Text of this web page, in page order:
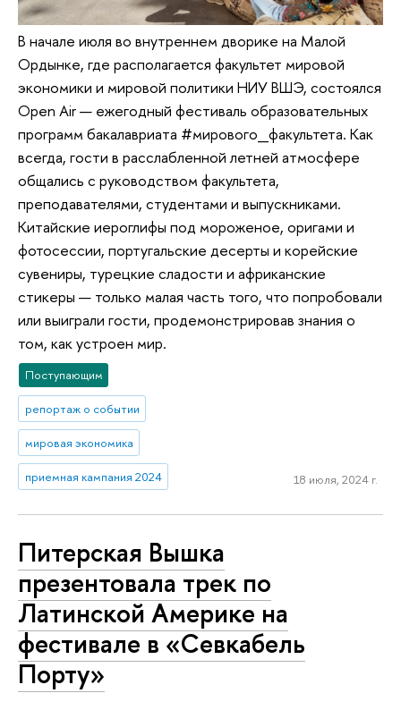
В начале июля во внутреннем дворике на Малой
Ордынке, где располагается факультет мировой
экономики и мировой политики НИУ ВШЭ, состоялся
Open Air — ежегодный фестиваль образовательных
программ бакалавриата #мирового_факультета. Как
всегда, гости в расслабленной летней атмосфере
общались с руководством факультета,
преподавателями, студентами и выпускниками.
Китайские иероглифы под мороженое, оригами и
фотосессии, португальские десерты и корейские
сувениры, турецкие сладости и африканские
стикеры — только малая часть того, что попробовали
или выиграли гости, продемонстрировав знания о
том, как устроен мир.
Поступающим
репортаж о событии
мировая экономика
приемная кампания 2024 18 июля, 2024 г.
Питерская Вышка
презентовала трек по
Латинской Америке на
фестивале в «Севкабель
Порту»